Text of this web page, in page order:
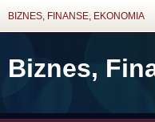
BIZNES, FINANSE, EKONOMIA
Biznes,